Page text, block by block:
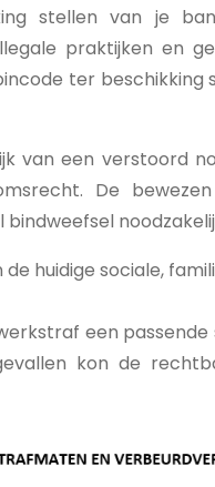
stellen van je
praktijken en
ter beschikking
van een verstoord
De bewezen
huidige sociale,
een passende
kon de